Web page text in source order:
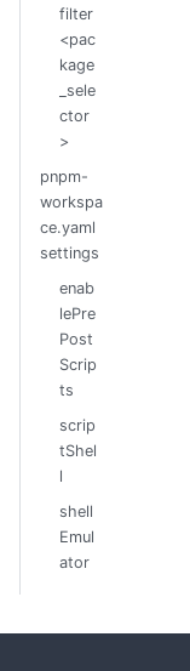
filter
<pac
kage
_sele
ctor
>
pnpm-
workspa
ce.yaml
settings
enab
lePre
Post
Scrip
ts
scrip
tShel
l
shell
Emul
ator